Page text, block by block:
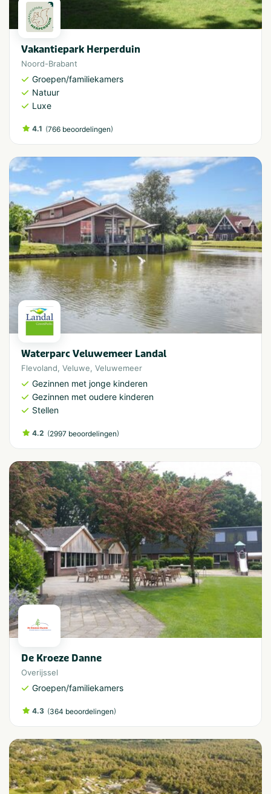
Vakantiepark Herperduin
Noord-Brabant
Groepen/familiekamers
Natuur
Luxe
4.1 (766 beoordelingen)
Waterparc Veluwemeer Landal
Flevoland, Veluwe, Veluwemeer
Gezinnen met jonge kinderen
Gezinnen met oudere kinderen
Stellen
4.2 (2997 beoordelingen)
De Kroeze Danne
Overijssel
Groepen/familiekamers
4.3 (364 beoordelingen)